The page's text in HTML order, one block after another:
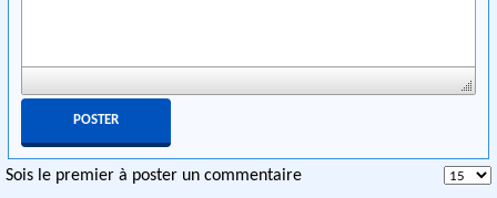
Sois le premier à poster un commentaire